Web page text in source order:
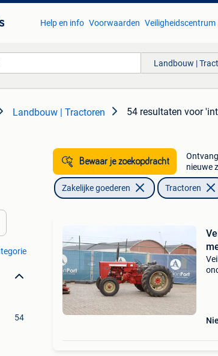
Help en info Voorwaarden Veiligheidscentrum
Landbouw |
Landbouw | Tractoren 54 resultaten voor
54
Bewaar je zoekopdracht
nieuwe
Zakelijke goederen Tractoren